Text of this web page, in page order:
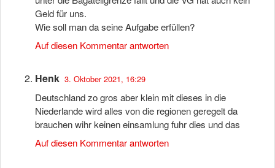
Geld für uns.
Wie soll man da seine Aufgabe erfüllen?
Auf diesen Kommentar antworten
Henk 3. Oktober 2021, 16:29
Deutschland zo gros aber klein mit dieses in die
Niederlande wird alles von die regionen geregelt da
brauchen wihr keinen einsamlung fuhr dies und das
Auf diesen Kommentar antworten